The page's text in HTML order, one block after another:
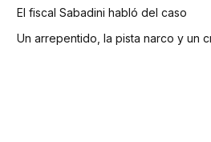
El fiscal Sabadini habló del caso
Un arrepentido, la pista narco y un